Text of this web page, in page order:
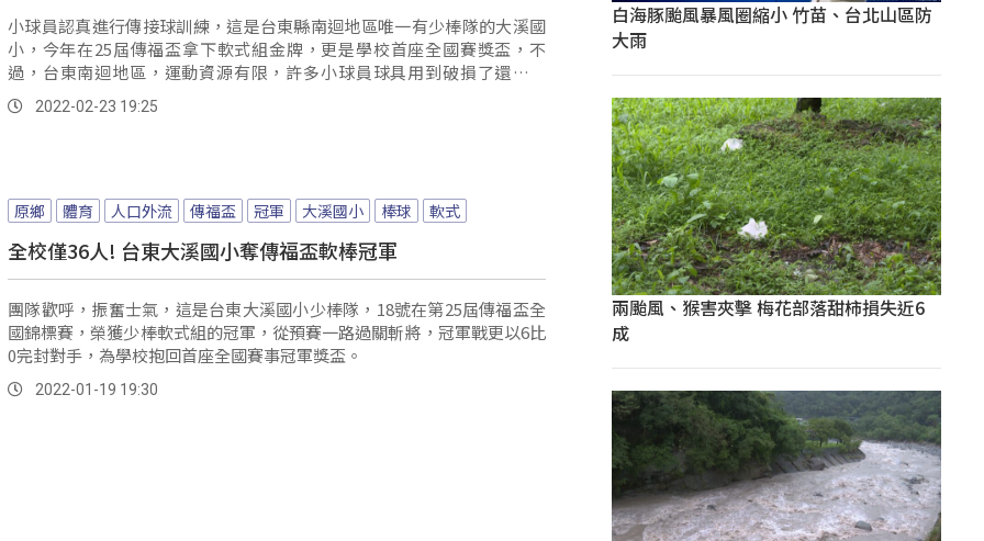
小球員認真進行傳接球訓練，這是台東縣南迴地區唯一有少棒隊的大溪國
小，今年在25屆傳福盃拿下軟式組金牌，更是學校首座全國賽獎盃，不
過，台東南迴地區，運動資源有限，許多小球員球具用到破損了還在使
用，多良村長跟善心人士合資，特別購買棒球裝備，捐贈給大溪國小。
2022-02-23 19:25
原鄉 體育 人口外流 傳福盃 冠軍 大溪國小 棒球 軟式
全校僅36人! 台東大溪國小奪傳福盃軟棒冠軍
團隊歡呼，振奮士氣，這是台東大溪國小少棒隊，18號在第25屆傳福盃全
國錦標賽，榮獲少棒軟式組的冠軍，從預賽一路過關斬將，冠軍戰更以6比
0完封對手，為學校抱回首座全國賽事冠軍獎盃。
2022-01-19 19:30
白海豚颱風暴風圈縮小 竹苗、台北山區防
大雨
兩颱風、猴害夾擊 梅花部落甜柿損失近6
成